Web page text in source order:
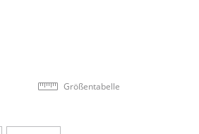
Größentabelle